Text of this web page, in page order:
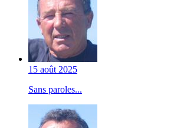
15 août 2025
Sans paroles...